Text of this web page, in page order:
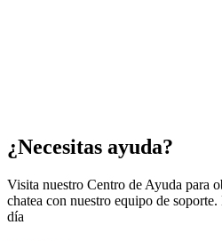
¿Necesitas ayuda?
Visita nuestro Centro de Ayuda para
chatea con nuestro equipo de
día